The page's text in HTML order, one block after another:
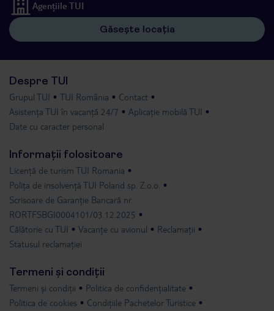
Agențiile TUI
Găsește locația
Despre TUI
Grupul TUI TUI România
Contact
Asistența TUI în vacanță 24/7
Aplicație mobilă TUI
Date cu caracter personal
Informații folositoare
Licență de turism TUI Romania
Polița de insolvență TUI Poland sp. Z.o.o.
Scrisoare de Garanție Bancară nr.
RORTFSBGI0004101/03.12.2025
Călătorie cu TUI
Vacanțe cu avionul
Reclamații
Statusul reclamației
Termeni și condiții
Termeni și condiții
Politica de confidențialitate
Politica de cookies
Condițiile Pachetelor Turistice